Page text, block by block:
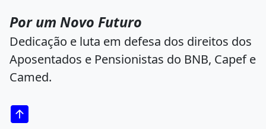
Por um Novo Futuro
Dedicação e luta em defesa dos direitos dos
Aposentados e Pensionistas do BNB, Capef e
Camed.